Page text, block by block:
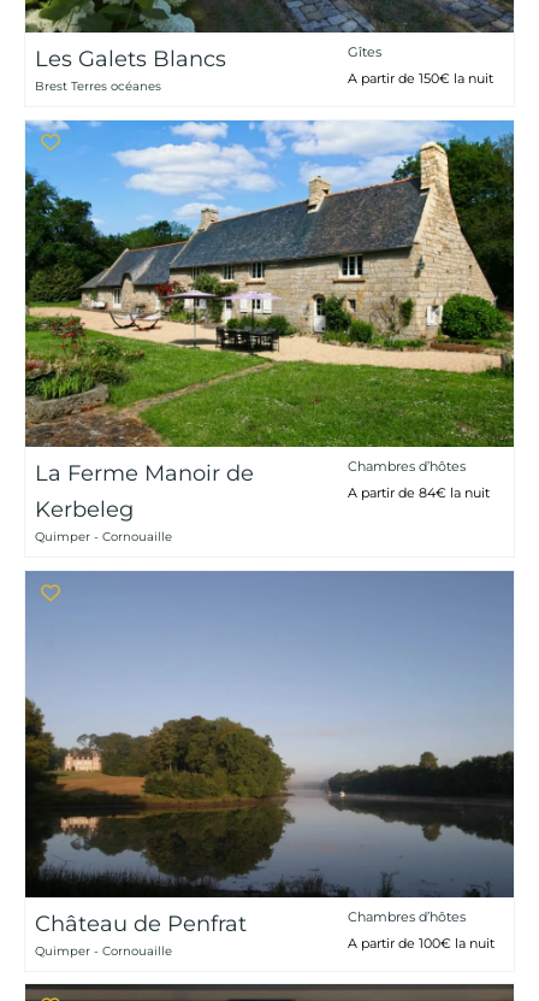
Les Galets Blancs
Brest Terres océanes
Gîtes
A partir de 150€ la nuit
La Ferme Manoir de
Kerbeleg
Quimper - Cornouaille
Chambres d’hôtes
A partir de 84€ la nuit
Château de Penfrat
Quimper - Cornouaille
Chambres d’hôtes
A partir de 100€ la nuit